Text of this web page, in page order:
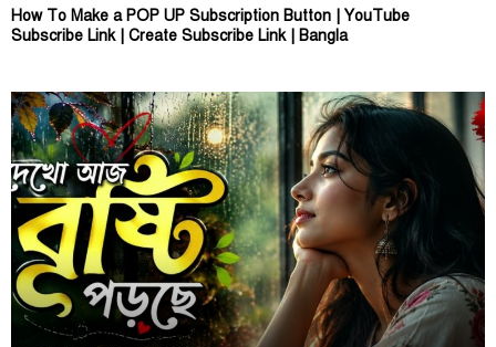
How To Make a POP UP Subscription Button | YouTube
Subscribe Link | Create Subscribe Link | Bangla